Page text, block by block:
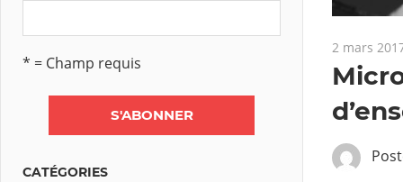
2 mars
* = Champ requis
CATÉGORIES